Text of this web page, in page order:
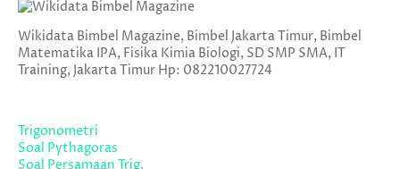
Wikidata Bimbel Magazine, Bimbel Jakarta Timur, Bimbel
Matematika IPA, Fisika Kimia Biologi, SD SMP SMA, IT
Training, Jakarta Timur Hp: 082210027724
Trigonometri
Soal Pythagoras
Soal Persamaan Trig.